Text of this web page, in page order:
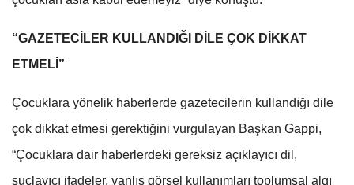
“GAZETECİLER KULLANDIĞI DİLE ÇOK DİKKAT
ETMELİ”
Çocuklara yönelik haberlerde gazetecilerin kullandığı dile
çok dikkat etmesi gerektiğini vurgulayan Başkan Gappi,
“Çocuklara dair haberlerdeki gereksiz açıklayıcı dil,
suçlayıcı ifadeler, yanlış görsel kullanımları toplumsal algı